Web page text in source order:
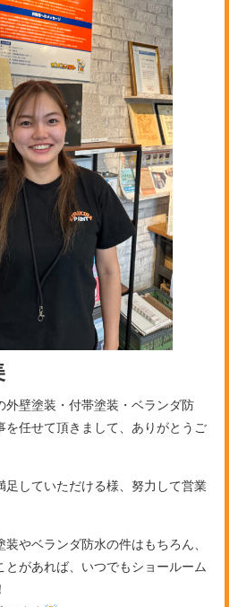
外壁塗装・付帯塗装・ベランダ防
を任せて頂きまして、ありがとうご
足していただける様、努力して営業
やベランダ防水の件はもちろん、
とがあれば、いつでもショールーム